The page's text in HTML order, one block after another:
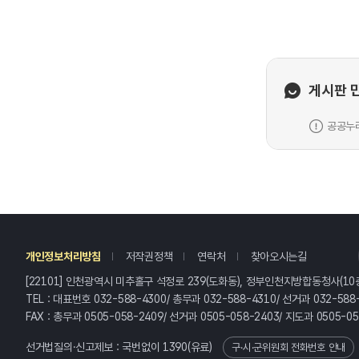
게시판
공공누
개인정보처리방침 저작권정책 연락처 찾아오시는길
[22101] 인천광역시 미추홀구 석정로 239(도화동), 정부인천지방합동청사(10
TEL : 대표번호 032-588-4300/ 총무과 032-588-4310/ 선거과 032-
FAX : 총무과 0505-058-2409/ 선거과 0505-058-2403/ 지도과 0505-
선거법질의·신고제보 : 국번없이 1390(유료) 구·시·군위원회 전화번호 안내